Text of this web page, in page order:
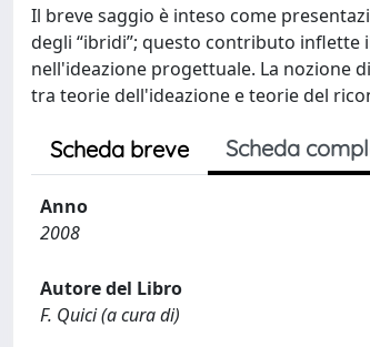
Il breve saggio è inteso come
degli “ibridi”; questo contributo inflette
nell'ideazione progettuale. La nozione
tra teorie dell'ideazione e teorie del
Scheda breve Scheda
Anno
2008
Autore del Libro
F. Quici (a cura di)